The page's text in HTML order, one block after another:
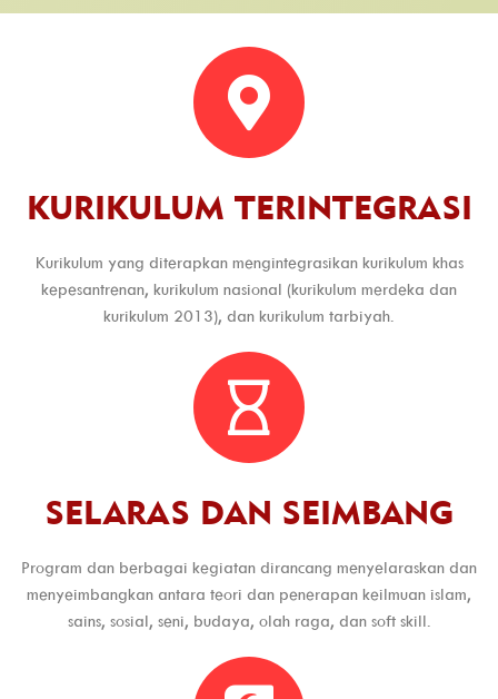
KURIKULUM TERINTEGRASI
Kurikulum yang diterapkan mengintegrasikan kurikulum khas
kepesantrenan, kurikulum nasional (kurikulum merdeka dan
kurikulum 2013), dan kurikulum tarbiyah.
SELARAS DAN SEIMBANG
Program dan berbagai kegiatan dirancang menyelaraskan dan
menyeimbangkan antara teori dan penerapan keilmuan islam,
sains, sosial, seni, budaya, olah raga, dan soft skill.